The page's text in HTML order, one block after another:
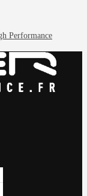
Performance